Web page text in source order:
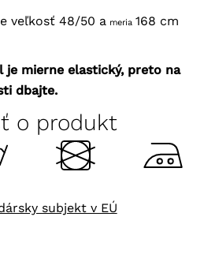
veľkosť 48/50 ameria 168 cm
je mierne elastický, preto na
dbajte.
o produkt
subjekt v EÚ